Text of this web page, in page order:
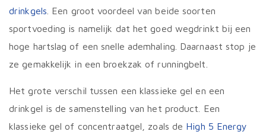
drinkgels . Een groot voordeel van beide soorten
sportvoeding is namelijk dat het goed wegdrinkt bij een
hoge hartslag of een snelle ademhaling. Daarnaast stop je
ze gemakkelijk in een broekzak of runningbelt.
Het grote verschil tussen een klassieke gel en een
drinkgel is de samenstelling van het product. Een
klassieke gel of concentraatgel, zoals de High 5 Energy